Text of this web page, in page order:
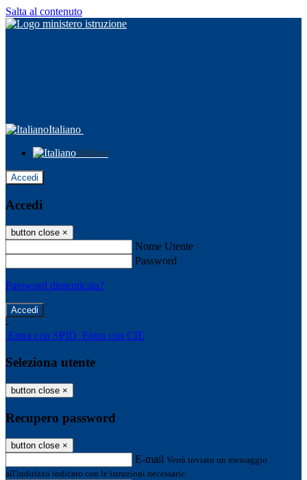
Salta al contenuto
Italiano
Italiano
Accedi
Accedi
button close ×
Nome Utente
Password
Password dimenticata?
-
Entra con SPID Entra con CIE
Seleziona utente
button close ×
Recupero password
button close ×
E-mail Verrà inviato un messaggio
all'indirizzo indicato con le istruzioni necessarie.